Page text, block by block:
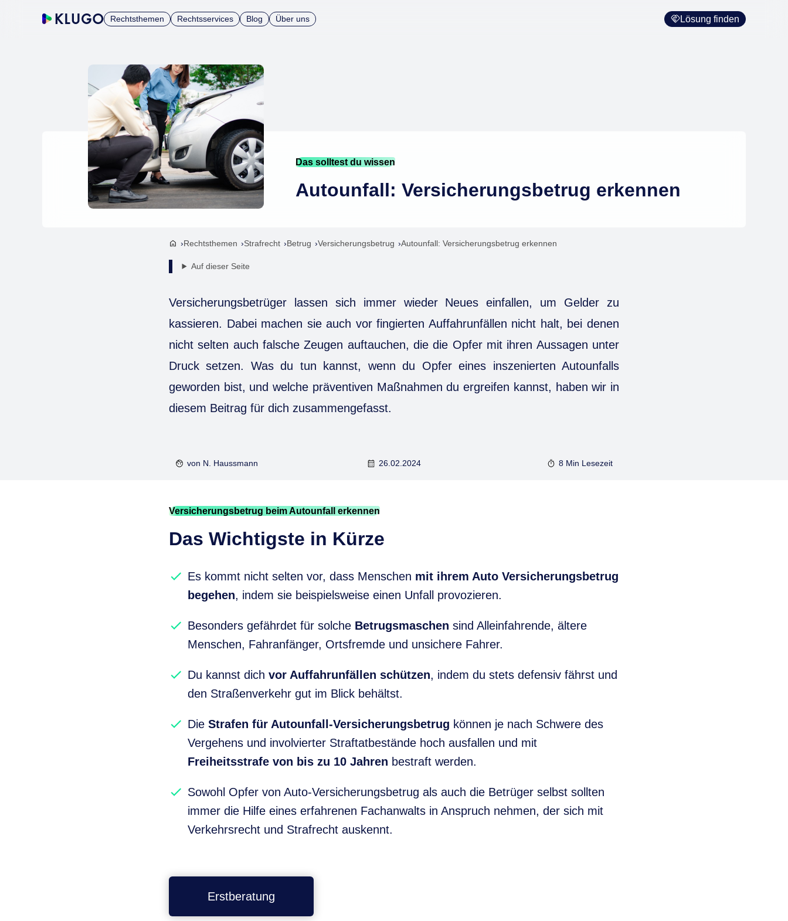
Rechtsthemen Rechtsservices Blog Über uns Lösung finden
Das solltest du wissen
Autounfall: Versicherungsbetrug erkennen
Rechtsthemen Strafrecht Betrug Versicherungsbetrug Autounfall: Versicherungsbetrug erkennen
Auf dieser Seite
Versicherungsbetrüger lassen sich immer wieder Neues einfallen, um Gelder zu
kassieren. Dabei machen sie auch vor fingierten Auffahrunfällen nicht halt, bei denen
nicht selten auch falsche Zeugen auftauchen, die die Opfer mit ihren Aussagen unter
Druck setzen. Was du tun kannst, wenn du Opfer eines inszenierten Autounfalls
geworden bist, und welche präventiven Maßnahmen du ergreifen kannst, haben wir in
diesem Beitrag für dich zusammengefasst.
von N. Haussmann 26.02.2024 8 Min Lesezeit
Versicherungsbetrug beim Autounfall erkennen
Das Wichtigste in Kürze
Es kommt nicht selten vor, dass Menschen mit ihrem Auto Versicherungsbetrug
begehen, indem sie beispielsweise einen Unfall provozieren.
Besonders gefährdet für solche Betrugsmaschen sind Alleinfahrende, ältere
Menschen, Fahranfänger, Ortsfremde und unsichere Fahrer.
Du kannst dich vor Auffahrunfällen schützen, indem du stets defensiv fährst und
den Straßenverkehr gut im Blick behältst.
Die Strafen für Autounfall-Versicherungsbetrug können je nach Schwere des
Vergehens und involvierter Straftatbestände hoch ausfallen und mit
Freiheitsstrafe von bis zu 10 Jahren bestraft werden.
Sowohl Opfer von Auto-Versicherungsbetrug als auch die Betrüger selbst sollten
immer die Hilfe eines erfahrenen Fachanwalts in Anspruch nehmen, der sich mit
Verkehrsrecht und Strafrecht auskennt.
Erstberatung